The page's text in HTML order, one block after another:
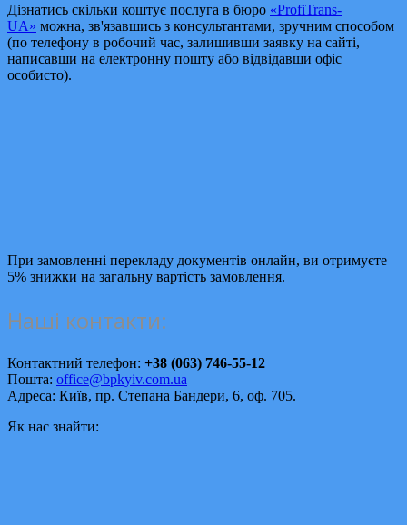
Дізнатись скільки коштує послуга в бюро «ProfiTrans-
UA» можна, зв'язавшись з консультантами, зручним способом
(по телефону в робочий час, залишивши заявку на сайті,
написавши на електронну пошту або відвідавши офіс
особисто).
При замовленні перекладу документів онлайн, ви отримуєте
5% знижки на загальну вартість замовлення.
Наші контакти:
Контактний телефон: +38 (063) 746-55-12
Пошта: office@bpkyiv.com.ua
Адреса: Київ, пр. Степана Бандери, 6, оф. 705.
Як нас знайти: